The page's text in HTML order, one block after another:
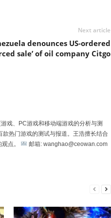
Next article
denounces US-ordered
sale’ of oil company Citgo
戏、PC游戏和移动端游戏的分析与测
热门游戏的测试与报道。王浩擅长结合
点。
邮箱: wanghao@ceowan.com